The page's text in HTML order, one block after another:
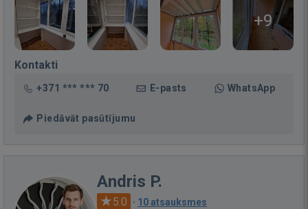
+9
Kontakti
+371 *** *** 70 E-pasts WhatsApp
Piedāvāt pasūtījumu
Andris P.
5.0 · 10 atsauksmes